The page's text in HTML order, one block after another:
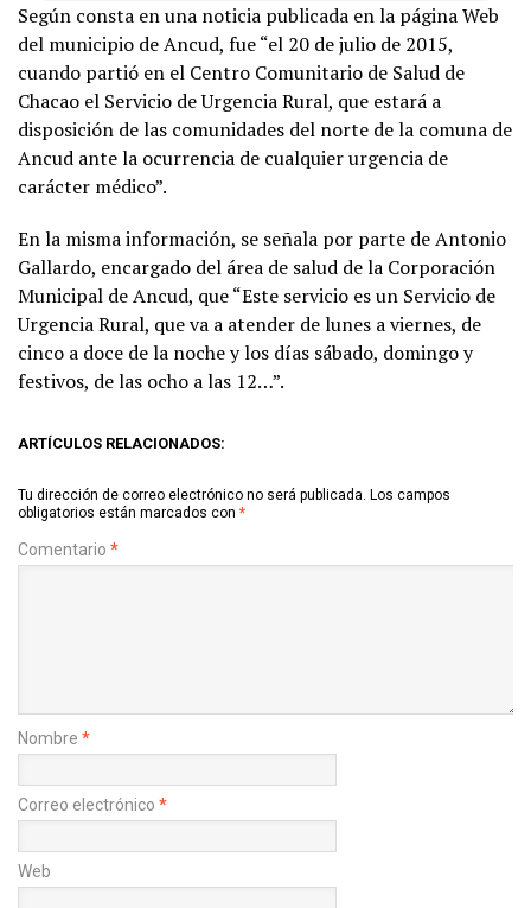
Según consta en una noticia publicada en la página Web
del municipio de Ancud, fue “el 20 de julio de 2015,
cuando partió en el Centro Comunitario de Salud de
Chacao el Servicio de Urgencia Rural, que estará a
disposición de las comunidades del norte de la comuna de
Ancud ante la ocurrencia de cualquier urgencia de
carácter médico”.
En la misma información, se señala por parte de Antonio
Gallardo, encargado del área de salud de la Corporación
Municipal de Ancud, que “Este servicio es un Servicio de
Urgencia Rural, que va a atender de lunes a viernes, de
cinco a doce de la noche y los días sábado, domingo y
festivos, de las ocho a las 12…”.
ARTÍCULOS RELACIONADOS:
Tu dirección de correo electrónico no será publicada. Los campos
obligatorios están marcados con *
Comentario *
Nombre *
Correo electrónico *
Web